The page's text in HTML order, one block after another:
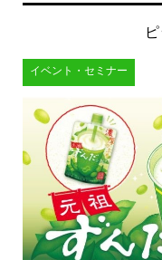
イベント・セミナー